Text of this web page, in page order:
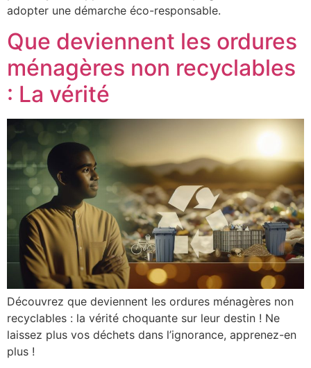
adopter une démarche éco-responsable.
Que deviennent les ordures
ménagères non recyclables
: La vérité
Découvrez que deviennent les ordures ménagères non
recyclables : la vérité choquante sur leur destin ! Ne
laissez plus vos déchets dans l’ignorance, apprenez-en
plus !